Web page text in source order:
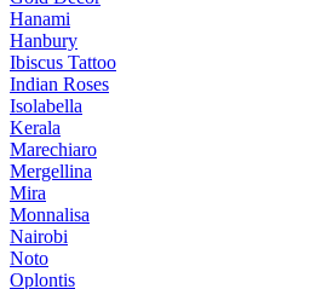
Hanami
Hanbury
Ibiscus Tattoo
Indian Roses
Isolabella
Kerala
Marechiaro
Mergellina
Mira
Monnalisa
Nairobi
Noto
Oplontis